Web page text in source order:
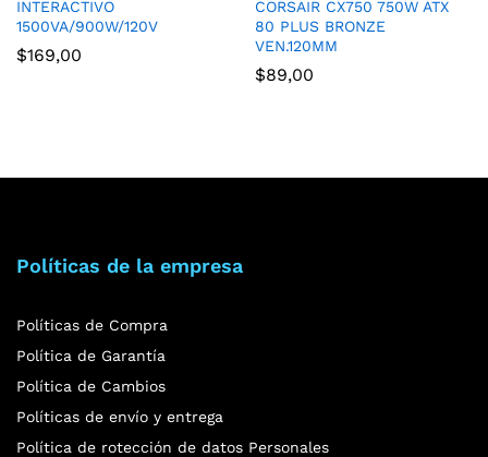
INTERACTIVO
1500VA/900W/120V
$169,00
CORSAIR CX750 750W ATX
80 PLUS BRONZE
VEN.120MM
$89,00
Políticas de la empresa
Políticas de Compra
Política de Garantía
Política de Cambios
Políticas de envío y entrega
Política de rotección de datos Personales